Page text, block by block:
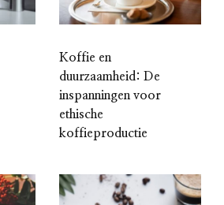
Koffie en
duurzaamheid: De
inspanningen voor
ethische
koffieproductie